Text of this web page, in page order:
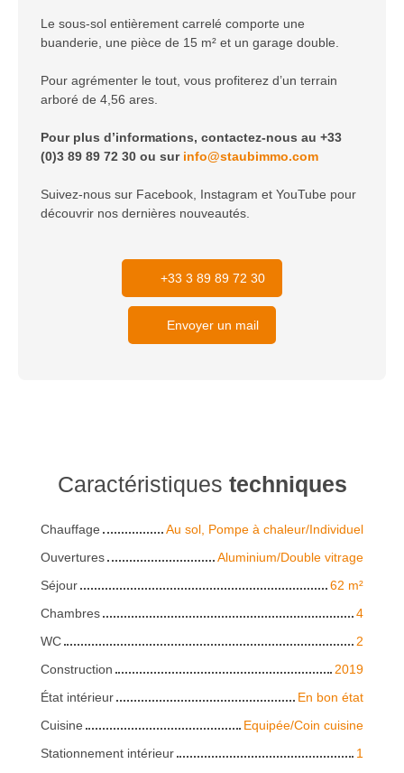
Le sous-sol entièrement carrelé comporte une
buanderie, une pièce de 15 m² et un garage double.
Pour agrémenter le tout, vous profiterez d’un terrain
arboré de 4,56 ares.
Pour plus d’informations, contactez-nous au +33
(0)3 89 89 72 30 ou sur info@staubimmo.com
Suivez-nous sur Facebook, Instagram et YouTube pour
découvrir nos dernières nouveautés.
+33 3 89 89 72 30
Envoyer un mail
Caractéristiques techniques
Chauffage
Au sol, Pompe à chaleur/Individuel
Ouvertures
Aluminium/Double vitrage
Séjour
62 m²
Chambres
4
WC
2
Construction
2019
État intérieur
En bon état
Cuisine
Equipée/Coin cuisine
Stationnement intérieur
1